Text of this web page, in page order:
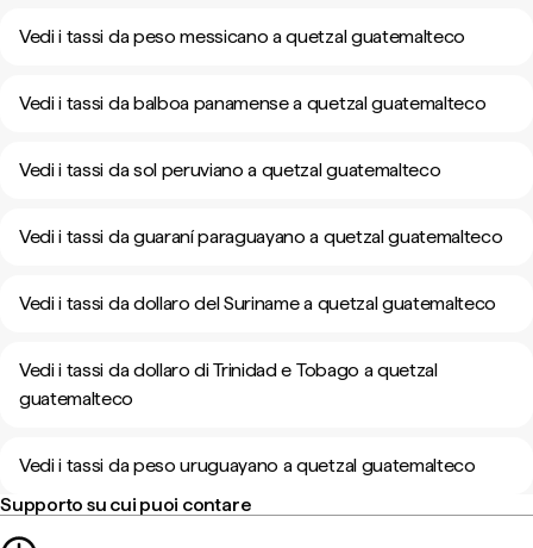
Vedi i tassi da peso messicano a quetzal guatemalteco
Vedi i tassi da balboa panamense a quetzal guatemalteco
Vedi i tassi da sol peruviano a quetzal guatemalteco
Vedi i tassi da guaraní paraguayano a quetzal guatemalteco
Vedi i tassi da dollaro del Suriname a quetzal guatemalteco
Vedi i tassi da dollaro di Trinidad e Tobago a quetzal
guatemalteco
Vedi i tassi da peso uruguayano a quetzal guatemalteco
Supporto su cui puoi contare